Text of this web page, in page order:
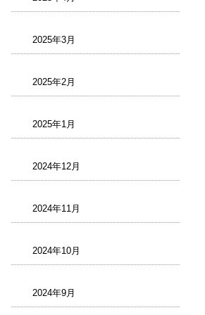
2025年3月
2025年2月
2025年1月
2024年12月
2024年11月
2024年10月
2024年9月